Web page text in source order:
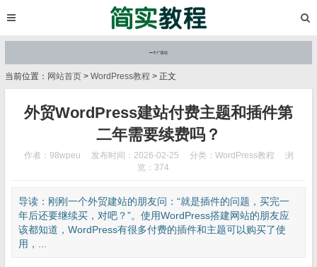
当前位置： 网站首页 > WordPress教程 > 正文
外贸WordPress建站付费主题和插件第
二年需要续费吗？
作者：98wpeu 发布时间：2026-02-25 分类： WordPress教程
浏
览：374
导读：刚刚一个外贸建站的朋友问：“就是插件的问题，买完一
年后还要继续买，对吧？”。使用WordPress搭建网站的朋友应
该都知道，WordPress有很多付费的插件和主题可以购买了使
用，...